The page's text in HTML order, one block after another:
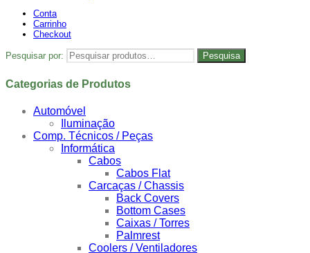
Conta
Carrinho
Checkout
Pesquisar por: Pesquisa
Categorias de Produtos
Automóvel
Iluminação
Comp. Técnicos / Peças
Informática
Cabos
Cabos Flat
Carcaças / Chassis
Back Covers
Bottom Cases
Caixas / Torres
Palmrest
Coolers / Ventiladores